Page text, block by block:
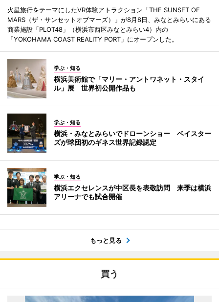
火星旅行をテーマにしたVR体験アトラクション「THE SUNSET OF
MARS（ザ・サンセットオブマーズ）」が8月8日、みなとみらいにある
商業施設「PLOT48」（横浜市西区みなとみらい4）内の
「YOKOHAMA COAST REALITY PORT」にオープンした。
学ぶ・知る
横浜美術館で「マリー・アントワネット・スタイ
ル」展 世界初公開作品も
学ぶ・知る
横浜・みなとみらいでドローンショー ベイスター
ズが球団初のギネス世界記録認定
学ぶ・知る
横浜エクセレンスが中区長を表敬訪問 来季は横浜
アリーナでも試合開催
もっと見る
買う